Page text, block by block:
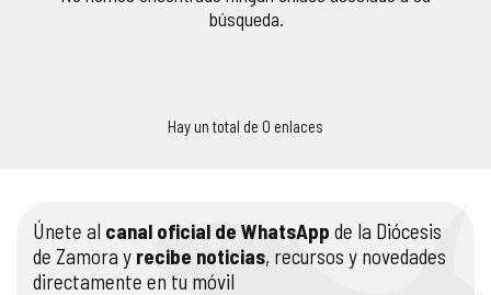
búsqueda.
Hay un total de 0 enlaces
Únete al canal oficial de WhatsApp de la Diócesis
de Zamora y recibe noticias, recursos y novedades
directamente en tu móvil
PREGUNTAS FRECUENTES